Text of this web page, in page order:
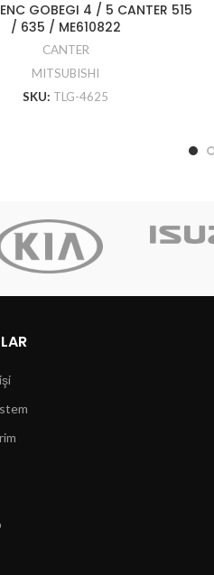
GOBEGI 4 / 5 CANTER 515
/ 635 / ME610822
CANTER
MITSUBISHI
SKU: TLG-4625